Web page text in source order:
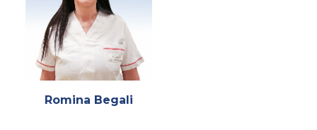
Romina Begali